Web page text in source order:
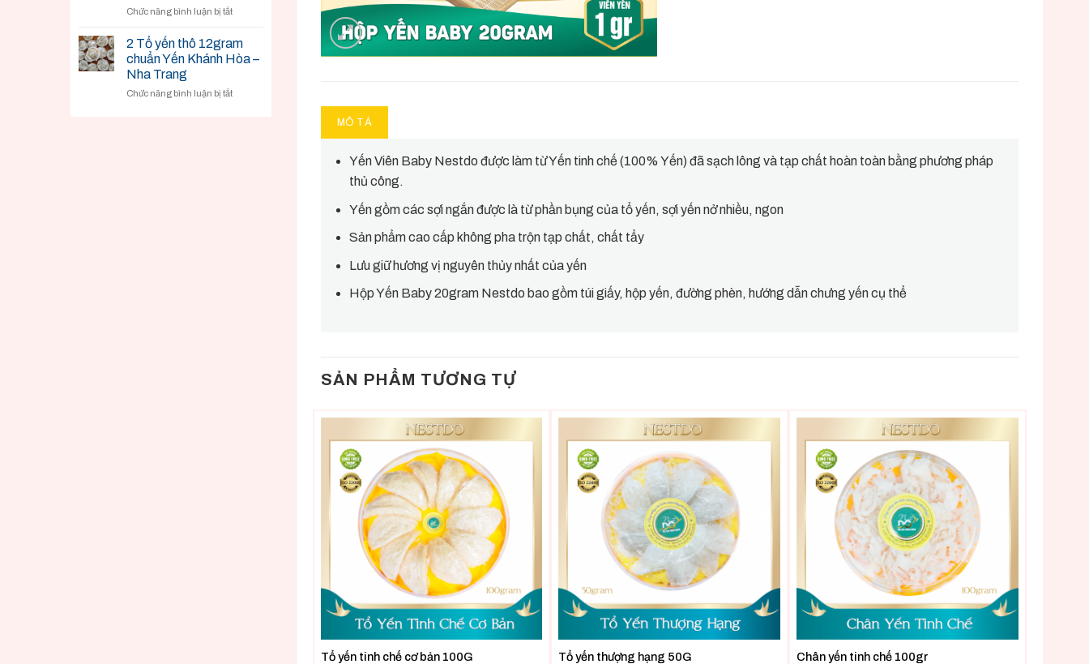
Chức năng bình luận bị tắtở
TƯNG
BỪNG
MỪNG
2 Tổ yến thô 12gram
chuẩn Yến Khánh Hòa –
Nha Trang
Chức năng bình luận bị tắtở
MÔ TẢ
Yến Viên Baby Nestdo được làm từ Yến tinh chế (100% Yến) đã sạch lông và tạp chất hoàn toàn bằng phương pháp
thủ công.
Yến gồm các sợi ngắn được là từ phần bụng của tổ yến, sợi yến nở nhiều, ngon
Sản phẩm cao cấp không pha trộn tạp chất, chất tẩy
Lưu giữ hương vị nguyên thủy nhất của yến
Hộp Yến Baby 20gram Nestdo bao gồm túi giấy, hộp yến, đường phèn, hướng dẫn chưng yến cụ thể
SẢN PHẨM TƯƠNG TỰ
Tổ yến tinh chế cơ bản 100G Tổ yến thượng hạng 50G Chân yến tinh chế 100gr